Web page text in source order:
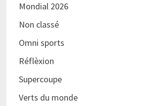
Mondial 2026
Non classé
Omni sports
Réflèxion
Supercoupe
Verts du monde